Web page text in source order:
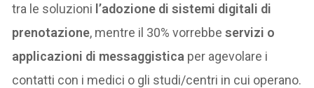
tra le soluzioni l’adozione di sistemi digitali di
prenotazione, mentre il 30% vorrebbeservizi o
applicazioni di messaggistica per agevolare i
contatti con i medici o gli studi/centri in cui operano.